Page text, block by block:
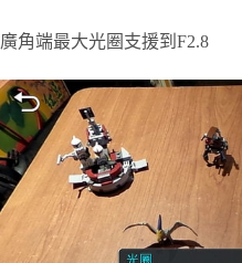
廣角端最大光圈支援到F2.8